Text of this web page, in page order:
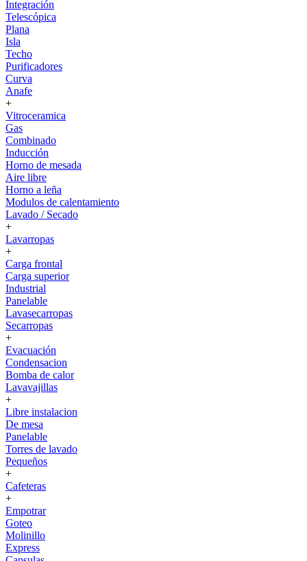
Integración
Telescópica
Plana
Isla
Techo
Purificadores
Curva
Anafe
+
Vitroceramica
Gas
Combinado
Inducción
Horno de mesada
Aire libre
Horno a leña
Modulos de calentamiento
Lavado / Secado
+
Lavarropas
+
Carga frontal
Carga superior
Industrial
Panelable
Lavasecarropas
Secarropas
+
Evacuación
Condensacion
Bomba de calor
Lavavajillas
+
Libre instalacion
De mesa
Panelable
Torres de lavado
Pequeños
+
Cafeteras
+
Empotrar
Goteo
Molinillo
Express